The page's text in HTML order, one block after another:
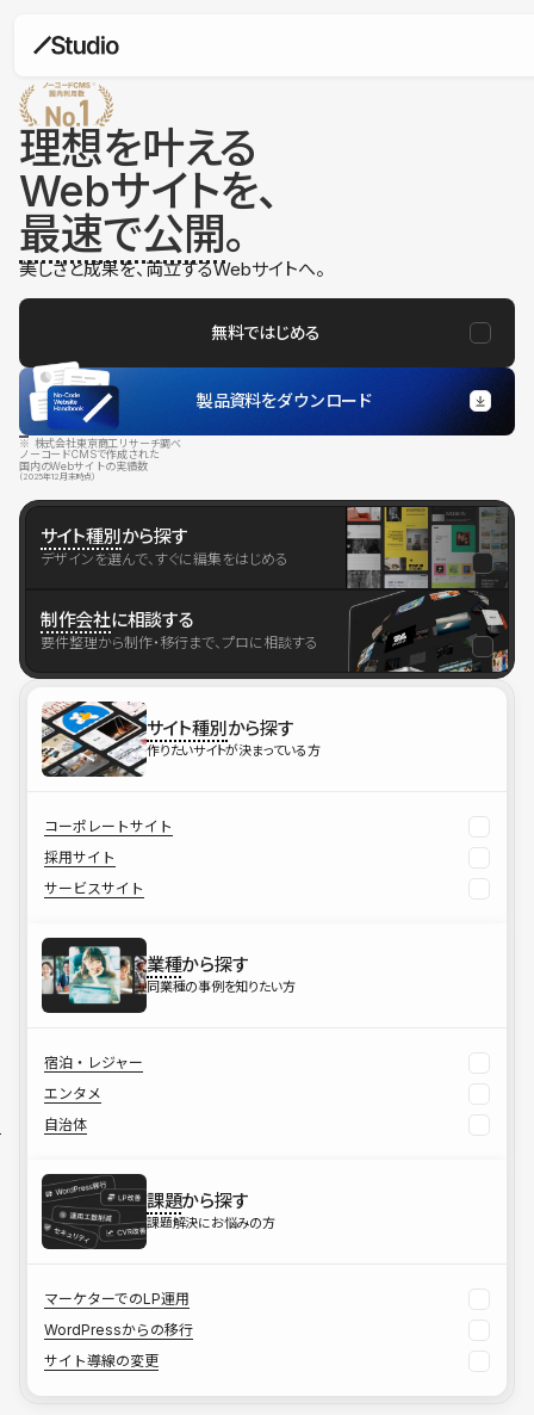
理想を叶える
Webサイトを、
最速で公開。
美しさと成果を、両立するWebサイトへ。
無料ではじめる
製品資料をダウンロード
※ 株式会社東京商工リサーチ調べ
ノーコードCMSで作成された
国内のWebサイトの実績数
（2025年12月末時点）
サイト種別から探す
デザインを選んで、すぐに編集をはじめる
制作会社に相談する
要件整理から制作・移行まで、プロに相談する
サイト種別から探す
作りたいサイトが決まっている方
コーポレートサイト
採用サイト
サービスサイト
業種から探す
同業種の事例を知りたい方
宿泊・レジャー
エンタメ
自治体
課題から探す
課題解決にお悩みの方
マーケターでのLP運用
WordPressからの移行
サイト導線の変更